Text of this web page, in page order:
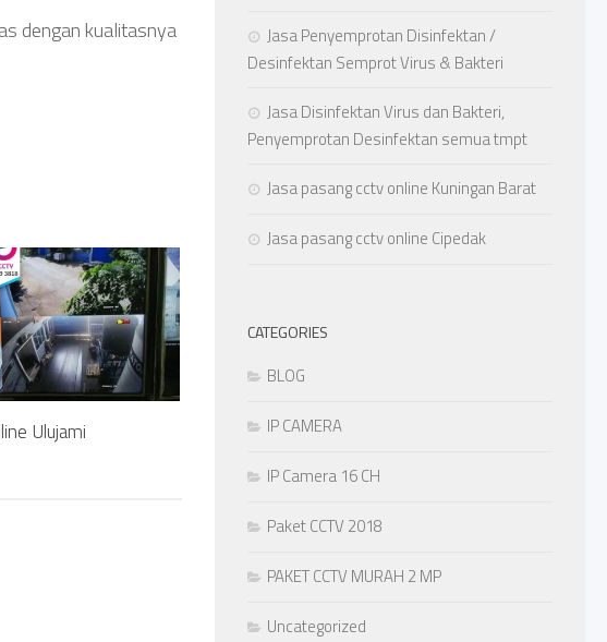
dengan kualitasnya
Ulujami
Jasa Penyemprotan Disinfektan /
Desinfektan Semprot Virus & Bakteri
Jasa Disinfektan Virus dan Bakteri,
Penyemprotan Desinfektan semua tmpt
Jasa pasang cctv online Kuningan Barat
Jasa pasang cctv online Cipedak
CATEGORIES
BLOG
IP CAMERA
IP Camera 16 CH
Paket CCTV 2018
PAKET CCTV MURAH 2 MP
Uncategorized